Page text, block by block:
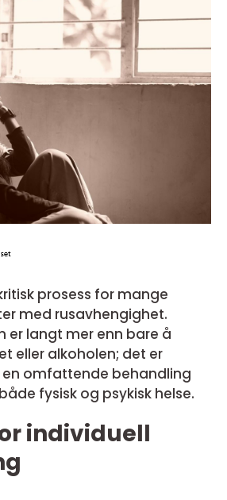
prosess for mange
med rusavhengighet.
er langt mer enn bare å
eller alkoholen; det er
omfattende behandling
fysisk og psykisk helse.
individuell